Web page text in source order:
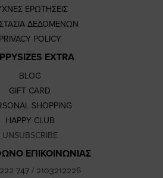
ΕΡΩΤΗΣΕΙΣ
ΔΕΔΟΜΕΝΩΝ
PRIVACY POLICY
EXTRA
BLOG
GIFT CARD
SHOPPING
HAPPY CLUB
UNSUBSCRIBE
ΕΠΙΚΟΙΝΩΝΙΑΣ
747/ 2103212226